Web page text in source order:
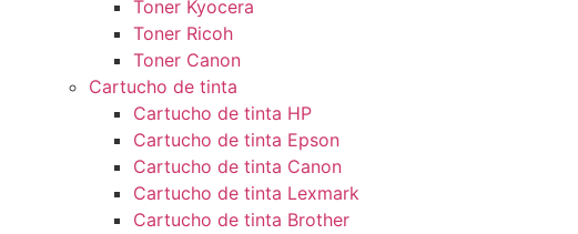
Toner Kyocera
Toner Ricoh
Toner Canon
Cartucho de tinta
Cartucho de tinta HP
Cartucho de tinta Epson
Cartucho de tinta Canon
Cartucho de tinta Lexmark
Cartucho de tinta Brother